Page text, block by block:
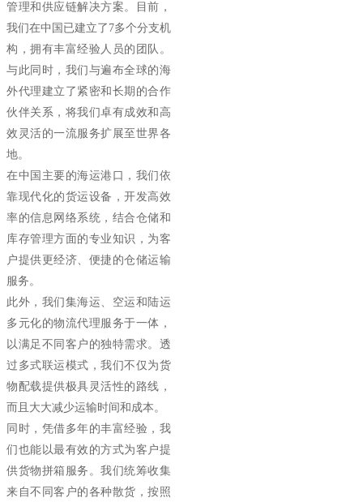
管理和供应链解决方案。目前，
我们在中国已建立了7多个分支机
构，拥有丰富经验人员的团队。
与此同时，我们与遍布全球的海
外代理建立了紧密和长期的合作
伙伴关系，将我们卓有成效和高
效灵活的一流服务扩展至世界各
地。
在中国主要的海运港口，我们依
靠现代化的货运设备，开发高效
率的信息网络系统，结合仓储和
库存管理方面的专业知识，为客
户提供更经济、便捷的仓储运输
服务。
此外，我们集海运、空运和陆运
多元化的物流代理服务于一体，
以满足不同客户的独特需求。透
过多式联运模式，我们不仅为货
物配载提供极具灵活性的路线，
而且大大减少运输时间和成本。
同时，凭借多年的丰富经验，我
们也能以最有效的方式为客户提
供货物拼箱服务。我们统筹收集
来自不同客户的各种散货，按照